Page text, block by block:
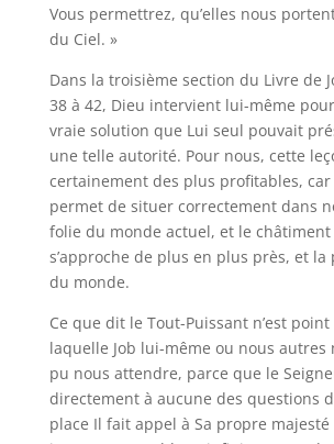
Vous permettrez, qu’elles nous
du Ciel. »
Dans la troisième section du Livre de
38 à 42, Dieu intervient lui-même
vraie solution que Lui seul pouvait
une telle autorité. Pour nous, cette
certainement des plus profitables, car
permet de situer correctement dans
folie du monde actuel, et le
s’approche de plus en plus près, et
du monde.
Ce que dit le Tout-Puissant n’est
laquelle Job lui-même ou nous autres
pu nous attendre, parce que le
directement à aucune des questions
place Il fait appel à Sa propre majesté